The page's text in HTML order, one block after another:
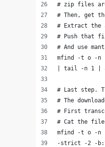
# zip files are
# Then, get
# Extract the
# Push that
# And use
mfind -t o -n
| tail -n 1 |
# Last step.
# The
# First
# Cat the file,
mfind -t o -n
-strict -2 -b:v